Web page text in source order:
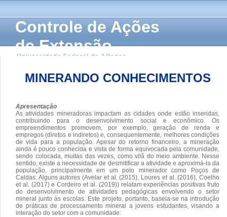
Controle de Ações
de Extensão
Universidade Federal de Alfenas
MINERANDO CONHECIMENTOS
Apresentação
As atividades mineradoras impactam as cidades onde estão inseridas,
contribuindo para o desenvolvimento social e econômico. Os
empreendimentos promovem, por exemplo, geração de renda e
empregos (diretos e indiretos) e, consequentemente, melhores condições
de vida para a população. Apesar do retorno financeiro, a mineração
ainda é pouco conhecida e vista de forma equivocada pela comunidade,
sendo colocada, muitas das vezes, como vilã do meio ambiente. Nesse
sentido, existe a necessidade de desmitificar a atividade e aproximá-la da
população, principalmente em um polo minerador como Poços de
Caldas. Alguns autores (Avelar et al. (2015), Loures et al. (2016), Coelho
et al. (2017) e Cordeiro et al. (2019)) relatam experiências positivas fruto
do desenvolvimento de atividades pedagógicas envolvendo o setor
mineral junto às escolas. Este projeto, portanto, baseia-se na introdução
de práticas de processamento mineral a jovens estudantes, visando a
interação do setor com a comunidade.